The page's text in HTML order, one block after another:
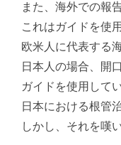
また、海外での報
これはガイドを使
欧米人に代表する
日本人の場合、開
ガイドを使用して
日本における根管
しかし、それを嘆